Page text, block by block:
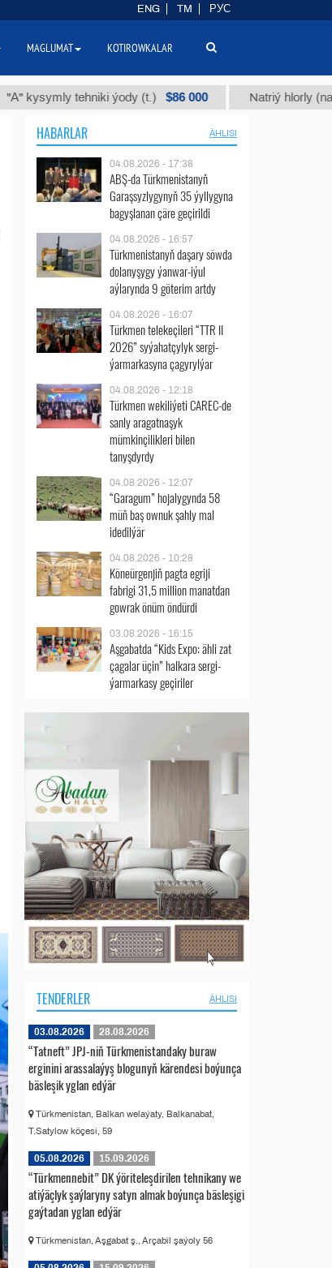
tehniki ýody (t.) $86 000 Natriý hlorly (nahar duzy)
HABARLAR ÄHLISI
04.08.2026 - 17:38
ABŞ-da Türkmenistanyň
Garaşsyzlygynyň 35 ýyllygyna
bagyşlanan çäre geçirildi
04.08.2026 - 16:57
Türkmenistanyň daşary söwda
dolanyşygy ýanwar-iýul
aýlarynda 9 göterim artdy
04.08.2026 - 16:07
Türkmen telekeçileri “TTR II
2026” syýahatçylyk sergi-
ýarmarkasyna çagyrylýar
04.08.2026 - 12:18
Türkmen wekiliýeti CAREC-de
sanly aragatnaşyk
mümkinçilikleri bilen
tanyşdyrdy
04.08.2026 - 12:07
“Garagum” hojalygynda 58
müň baş ownuk şahly mal
idedilýär
04.08.2026 - 10:28
Köneürgenjiň pagta egriji
fabrigi 31,5 million manatdan
gowrak önüm öndürdi
03.08.2026 - 16:15
Aşgabatda “Kids Expo: ähli zat
çagalar üçin” halkara sergi-
ýarmarkasy geçiriler
TENDERLER ÄHLISI
03.08.2026 28.08.2026
“Tatneft” JPJ-niň Türkmenistandaky buraw
erginini arassalaýyş blogunyň kärendesi boýunça
bäsleşik yglan edýär
Türkmenistan, Balkan welaýaty, Balkanabat,
T.Satylow köçesi, 59
05.08.2026 15.09.2026
“Türkmennebit” DK ýöriteleşdirilen tehnikany we
atiýäçlyk şaýlaryny satyn almak boýunça bäsleşigi
gaýtadan yglan edýär
Türkmenistan, Aşgabat ş., Arçabil şaýoly 56
ENG TM РУС
MAGLUMAT KOTIROWKALAR